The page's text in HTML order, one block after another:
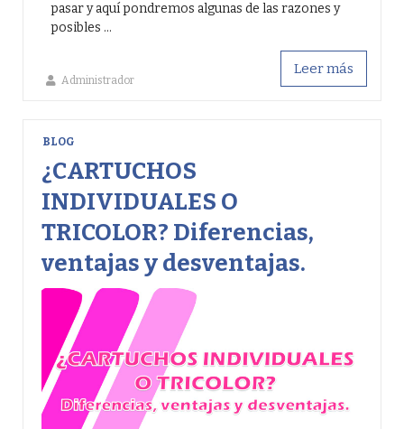
Administrador
pasar y aquí pondremos algunas de las razones y
posibles ...
Leer más
¿CARTUCHOS
INDIVIDUALES O
TRICOLOR? Diferencias,
ventajas y desventajas.
BLOG